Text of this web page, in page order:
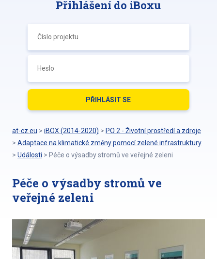
Přihlášení do iBoxu
at-cz.eu > iBOX (2014-2020) > PO 2 - Životní prostředí a zdroje
> Adaptace na klimatické změny pomocí zelené infrastruktury
> Události > Péče o výsadby stromů ve veřejné zeleni
Péče o výsadby stromů ve
veřejné zeleni